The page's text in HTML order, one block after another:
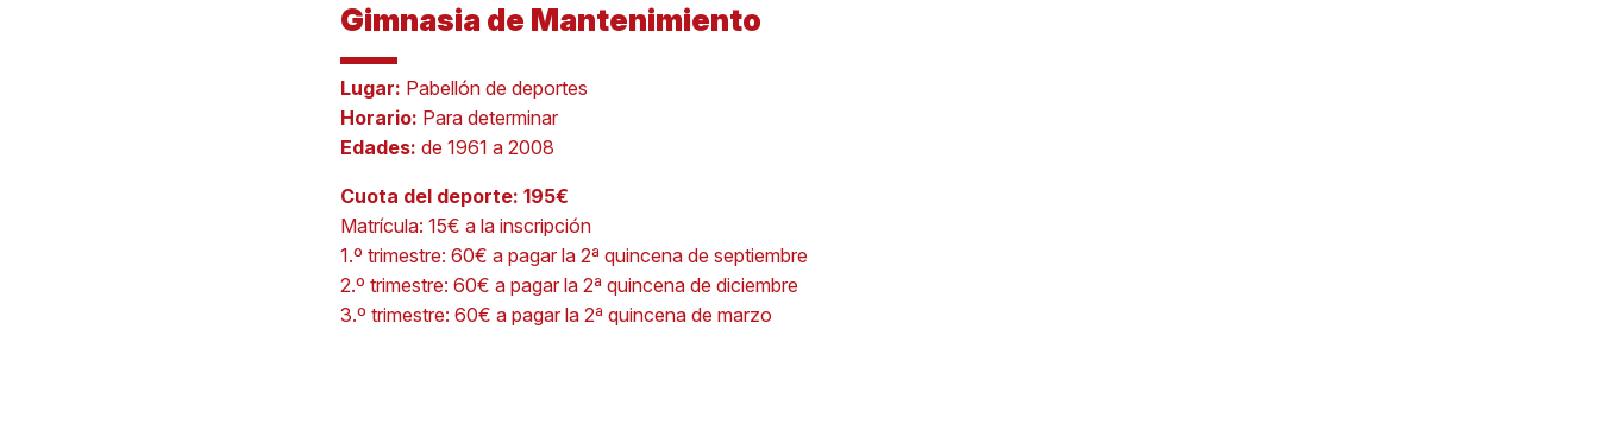
Gimnasia de Mantenimiento
Lugar: Pabellón de deportes
Horario: Para determinar
Edades: de 1961 a 2008
Cuota del deporte: 195€
Matrícula: 15€ a la inscripción
1.º trimestre: 60€ a pagar la 2ª quincena de septiembre
2.º trimestre: 60€ a pagar la 2ª quincena de diciembre
3.º trimestre: 60€ a pagar la 2ª quincena de marzo